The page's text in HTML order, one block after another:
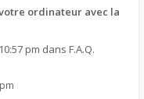
ordinateur avec la
pm dans F.A.Q.